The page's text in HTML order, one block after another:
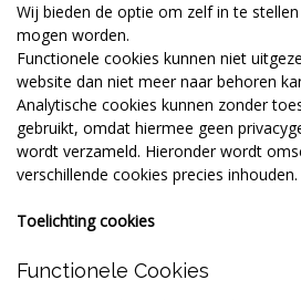
Wij bieden de optie om zelf in te
mogen worden.
Functionele cookies kunnen niet
website dan niet meer naar behoren
Analytische cookies kunnen zonder
gebruikt, omdat hiermee geen
wordt verzameld. Hieronder wordt
verschillende cookies precies inhouden.
Toelichting cookies
Functionele Cookies